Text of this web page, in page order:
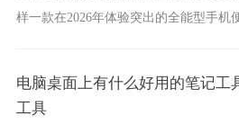
样一款在2026年体验突出的全能型手机
电脑桌面上有什么好用的笔记工
工具